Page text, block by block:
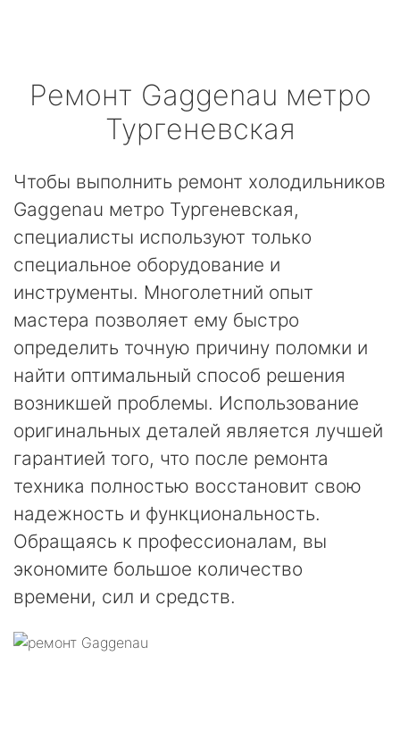
Ремонт Gaggenau метро
Тургеневская
Чтобы выполнить ремонт холодильников
Gaggenau метро Тургеневская,
специалисты используют только
специальное оборудование и
инструменты. Многолетний опыт
мастера позволяет ему быстро
определить точную причину поломки и
найти оптимальный способ решения
возникшей проблемы. Использование
оригинальных деталей является лучшей
гарантией того, что после ремонта
техника полностью восстановит свою
надежность и функциональность.
Обращаясь к профессионалам, вы
экономите большое количество
времени, сил и средств.